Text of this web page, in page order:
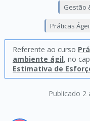
Publicado 2
Gestão
Práticas
Referente ao curso
ambiente ágil, no
Estimativa de